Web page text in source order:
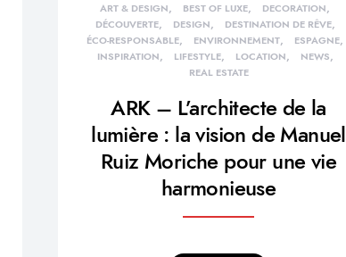
ART & DESIGN
BEST OF LUXE
DECORATION
DÉCOUVERTE
DESIGN
DESTINATION DE RÊVE
ÉCO-RESPONSABLE
ENVIRONNEMENT
ESPAGNE
INSPIRATION
LIFESTYLE LOCATION
NEWS
REAL ESTATE
ARK – L’architecte de la
lumière : la vision de Manuel
Ruiz Moriche pour une vie
harmonieuse